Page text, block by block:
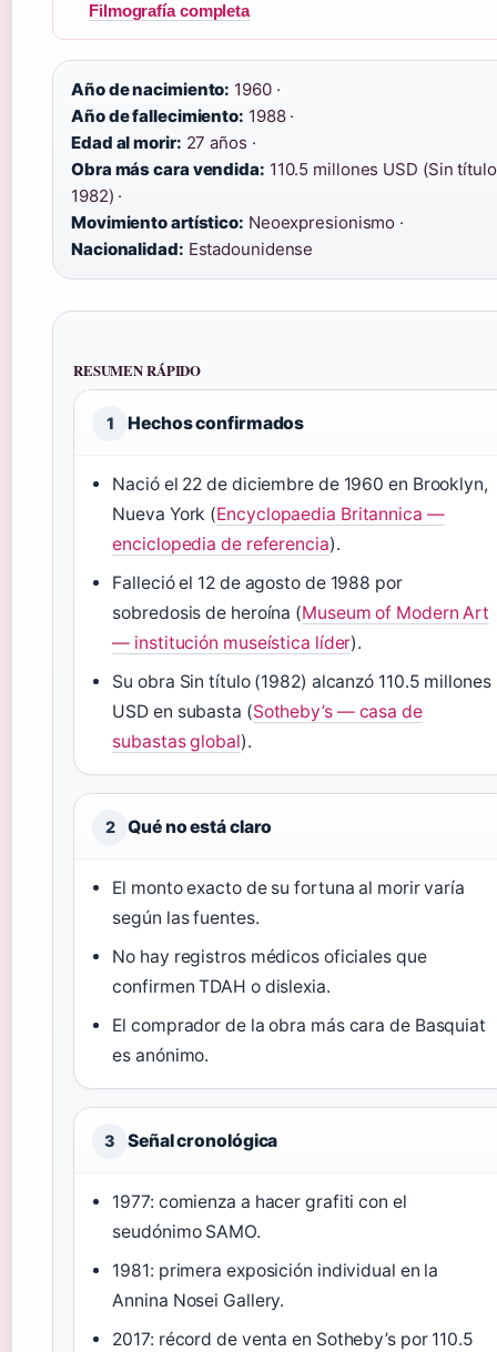
Filmografía completa
Año de nacimiento: 1960 ·
Año de fallecimiento: 1988 ·
Edad al morir: 27 años ·
Obra más cara vendida: 110.5 millones USD (Sin
1982) ·
Movimiento artístico: Neoexpresionismo ·
Nacionalidad: Estadounidense
RESUMEN RÁPIDO
1 Hechos confirmados
Nació el 22 de diciembre de 1960 en Brooklyn,
Nueva York (Encyclopaedia Britannica —
enciclopedia de referencia).
Falleció el 12 de agosto de 1988 por
sobredosis de heroína (Museum of Modern Art
— institución museística líder).
Su obra Sin título (1982) alcanzó 110.5 millones
USD en subasta (Sotheby’s — casa de
subastas global).
2 Qué no está claro
El monto exacto de su fortuna al morir varía
según las fuentes.
No hay registros médicos oficiales que
confirmen TDAH o dislexia.
El comprador de la obra más cara de Basquiat
es anónimo.
3 Señal cronológica
1977: comienza a hacer grafiti con el
seudónimo SAMO.
1981: primera exposición individual en la
Annina Nosei Gallery.
2017: récord de venta en Sotheby’s por 110.5